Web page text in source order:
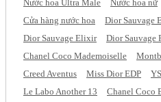
Nước hoa Ultra Male
Nước hoa nữ
Cửa hàng nước hoa
Dior Sauvage
Dior Sauvage Elixir
Dior Sauvage
Chanel Coco Mademoiselle
Creed Aventus
Miss Dior EDP
Le Labo Another 13
Chanel Coco